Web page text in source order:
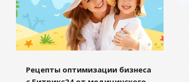
Рецепты оптимизации бизнеса